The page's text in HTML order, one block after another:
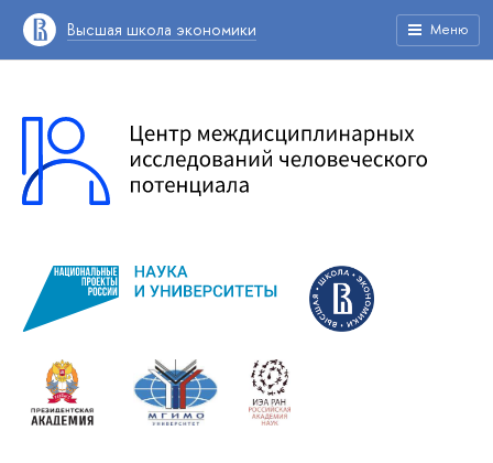
Высшая школа экономики Меню